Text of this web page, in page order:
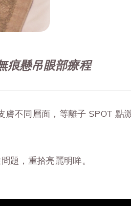
痕懸吊眼部療程
不同層面，等離子 SPOT 點
題，重拾亮麗明眸。